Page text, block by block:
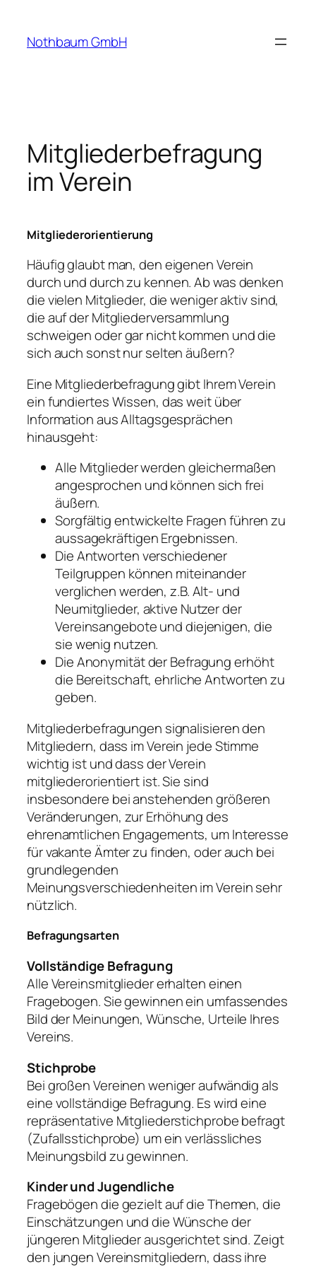
springen
Nothbaum GmbH
Mitgliederbefragung
im Verein
Mitgliederorientierung
Häufig glaubt man, den eigenen Verein
durch und durch zu kennen. Ab was denken
die vielen Mitglieder, die weniger aktiv sind,
die auf der Mitgliederversammlung
schweigen oder gar nicht kommen und die
sich auch sonst nur selten äußern?
Eine Mitgliederbefragung gibt Ihrem Verein
ein fundiertes Wissen, das weit über
Information aus Alltagsgesprächen
hinausgeht:
Alle Mitglieder werden gleichermaßen
angesprochen und können sich frei
äußern.
Sorgfältig entwickelte Fragen führen zu
aussagekräftigen Ergebnissen.
Die Antworten verschiedener
Teilgruppen können miteinander
verglichen werden, z.B. Alt- und
Neumitglieder, aktive Nutzer der
Vereinsangebote und diejenigen, die
sie wenig nutzen.
Die Anonymität der Befragung erhöht
die Bereitschaft, ehrliche Antworten zu
geben.
Mitgliederbefragungen signalisieren den
Mitgliedern, dass im Verein jede Stimme
wichtig ist und dass der Verein
mitgliederorientiert ist. Sie sind
insbesondere bei anstehenden größeren
Veränderungen, zur Erhöhung des
ehrenamtlichen Engagements, um Interesse
für vakante Ämter zu finden, oder auch bei
grundlegenden
Meinungsverschiedenheiten im Verein sehr
nützlich.
Befragungsarten
Vollständige Befragung
Alle Vereinsmitglieder erhalten einen
Fragebogen. Sie gewinnen ein umfassendes
Bild der Meinungen, Wünsche, Urteile Ihres
Vereins.
Stichprobe
Bei großen Vereinen weniger aufwändig als
eine vollständige Befragung. Es wird eine
repräsentative Mitgliederstichprobe befragt
(Zufallsstichprobe) um ein verlässliches
Meinungsbild zu gewinnen.
Kinder und Jugendliche
Fragebögen die gezielt auf die Themen, die
Einschätzungen und die Wünsche der
jüngeren Mitglieder ausgerichtet sind. Zeigt
den jungen Vereinsmitgliedern, dass ihre